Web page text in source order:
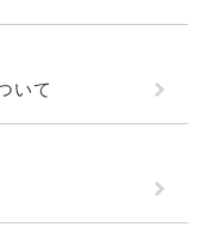
いて